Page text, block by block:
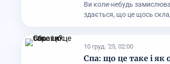
Ви коли-небудь
здається, що це щось
10 груд. '25, 02:00
Спа: що це таке і як